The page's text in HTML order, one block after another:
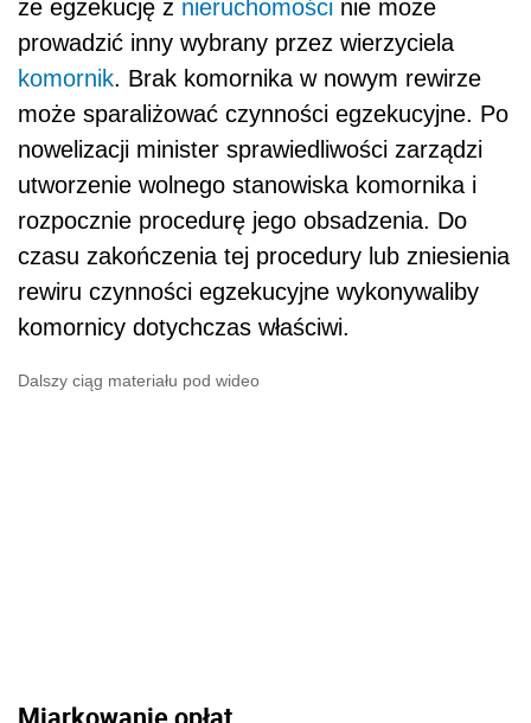
że egzekucję z nieruchomości nie może
prowadzić inny wybrany przez wierzyciela
komornik. Brak komornika w nowym rewirze
może sparaliżować czynności egzekucyjne. Po
nowelizacji minister sprawiedliwości zarządzi
utworzenie wolnego stanowiska komornika i
rozpocznie procedurę jego obsadzenia. Do
czasu zakończenia tej procedury lub zniesienia
rewiru czynności egzekucyjne wykonywaliby
komornicy dotychczas właściwi.
Dalszy ciąg materiału pod wideo